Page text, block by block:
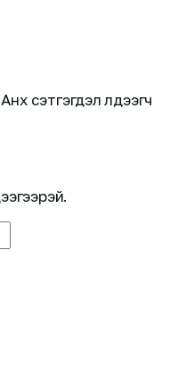
сэтгэгдэл үлдээгч